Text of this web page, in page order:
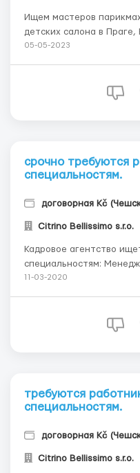
Ищем мастеров
детских салона в Праге, Количество рабочих часов
обсуждается в
на эту позицию. Ждем
05-05-2023
срочно требуются
специальностям.
договорная Kč
Citrino Bellissimo s.r.o.
Кадровое агентство
специальностям: Менеджер по маркетингу Курьер
Офисный работник.
11-03-2020
требуются
специальностям.
договорная Kč
Citrino Bellissimo s.r.o.